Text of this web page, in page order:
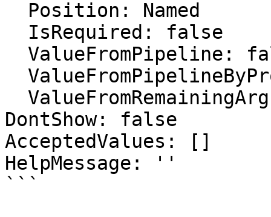
DontShow: false
AcceptedValues: []
HelpMessage: ''
```